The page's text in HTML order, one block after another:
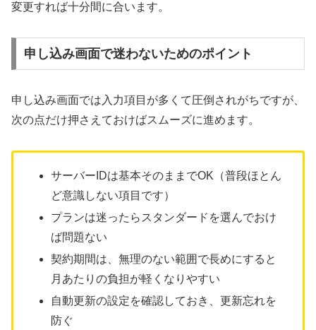
変更すれば十分間に合います。
申し込み画面で迷わないためのポイント
申し込み画面では入力項目が多くて圧倒されがちですが、
次の点だけ押さえておけばスムーズに進めます。
サーバーIDは基本そのままでOK（普段ほとん
ど意識しない項目です）
プランは迷ったらスタンダードを選んでおけ
ば問題ない
契約期間は、無理のない範囲で長めにすると
月あたりの負担が軽くなりやすい
自動更新の設定を確認しておき、更新忘れを
防ぐ